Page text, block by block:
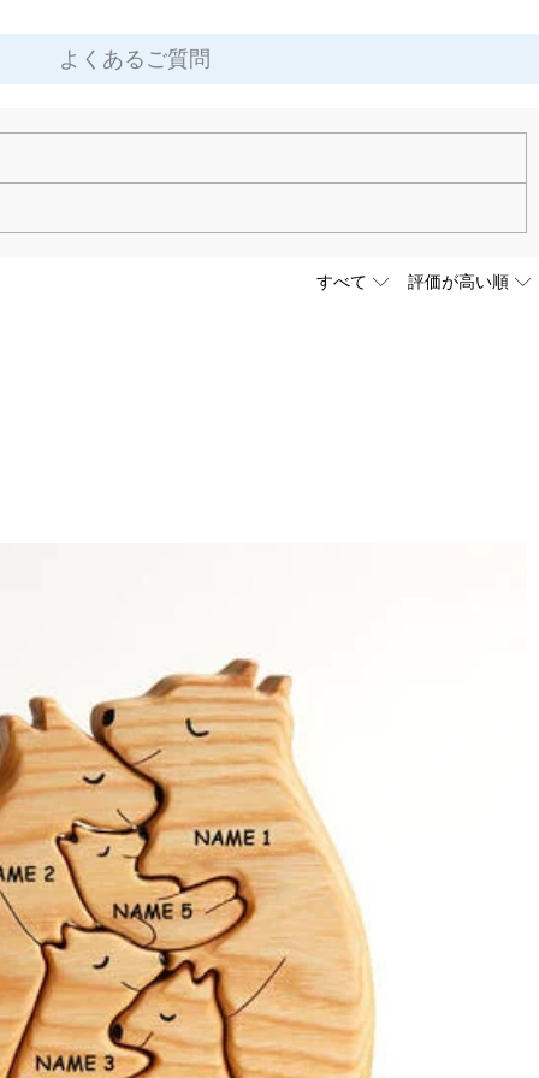
よくあるご質問
お気軽にお問い合わせください。
さい。
絡ください。ご連絡頂く時に注文番号もお送りください。
ルフォルダに届いているDrawelryからのメールを迷惑メールでな
態などによりメールの到着が遅れている。解決策：数時間たって
へ送信してください。原因③メールアドレス
レジットカート発行会社によって処理されます。
ただけるよう最善の注意を払い、個人情報を厳重に取り扱ってい